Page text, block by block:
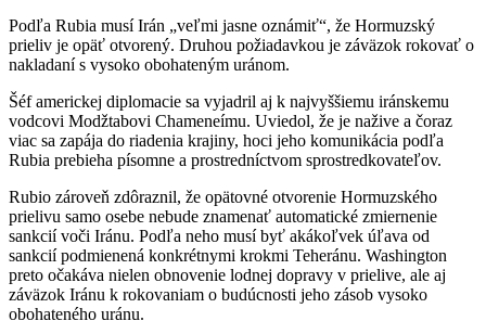
Podľa Rubia musí Irán „veľmi jasne oznámiť“, že Hormuzský
prieliv je opäť otvorený. Druhou požiadavkou je záväzok rokovať o
nakladaní s vysoko obohateným uránom.
Šéf americkej diplomacie sa vyjadril aj k najvyššiemu iránskemu
vodcovi Modžtabovi Chameneímu. Uviedol, že je nažive a čoraz
viac sa zapája do riadenia krajiny, hoci jeho komunikácia podľa
Rubia prebieha písomne a prostredníctvom sprostredkovateľov.
Rubio zároveň zdôraznil, že opätovné otvorenie Hormuzského
prielivu samo osebe nebude znamenať automatické zmiernenie
sankcií voči Iránu. Podľa neho musí byť akákoľvek úľava od
sankcií podmienená konkrétnymi krokmi Teheránu. Washington
preto očakáva nielen obnovenie lodnej dopravy v prielive, ale aj
záväzok Iránu k rokovaniam o budúcnosti jeho zásob vysoko
obohateného uránu.